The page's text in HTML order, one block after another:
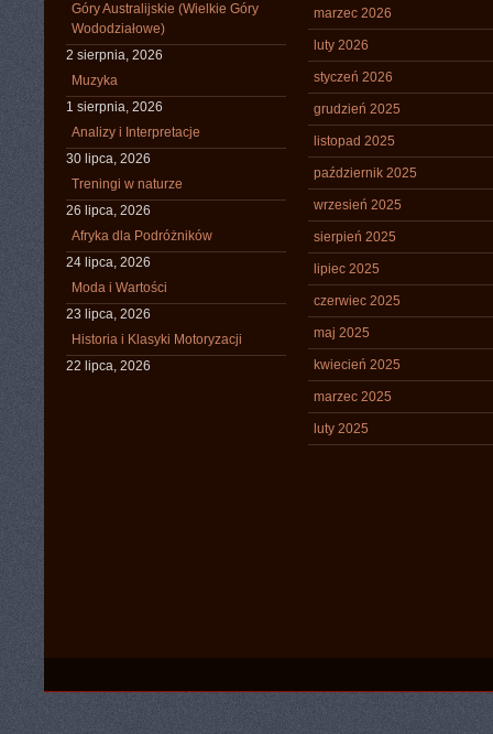
Góry Australijskie (Wielkie Góry
Wododziałowe)
2 sierpnia, 2026
Muzyka
1 sierpnia, 2026
Analizy i Interpretacje
30 lipca, 2026
Treningi w naturze
26 lipca, 2026
Afryka dla Podróżników
24 lipca, 2026
Moda i Wartości
23 lipca, 2026
Historia i Klasyki Motoryzacji
22 lipca, 2026
marzec 2026
luty 2026
styczeń 2026
grudzień 2025
listopad 2025
październik 2025
wrzesień 2025
sierpień 2025
lipiec 2025
czerwiec 2025
maj 2025
kwiecień 2025
marzec 2025
luty 2025